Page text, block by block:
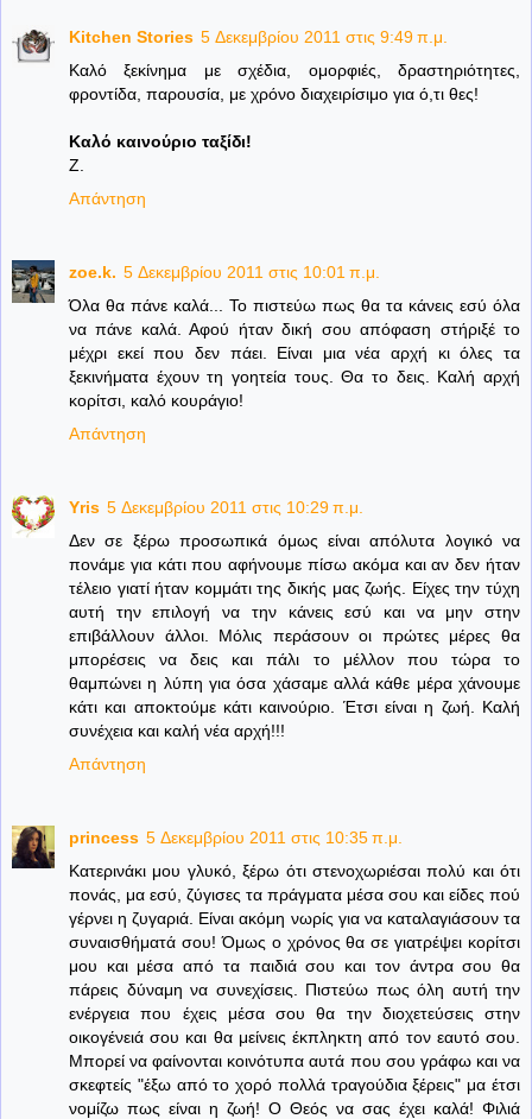
Kitchen Stories 5 Δεκεμβρίου 2011 στις 9:49 π.μ.
Καλό ξεκίνημα με σχέδια, ομορφιές, δραστηριότητες,
φροντίδα, παρουσία, με χρόνο διαχειρίσιμο για ό,τι θες!
Καλό καινούριο ταξίδι!
Z.
Απάντηση
zoe.k. 5 Δεκεμβρίου 2011 στις 10:01 π.μ.
Όλα θα πάνε καλά... Το πιστεύω πως θα τα κάνεις εσύ όλα
να πάνε καλά. Αφού ήταν δική σου απόφαση στήριξέ το
μέχρι εκεί που δεν πάει. Είναι μια νέα αρχή κι όλες τα
ξεκινήματα έχουν τη γοητεία τους. Θα το δεις. Καλή αρχή
κορίτσι, καλό κουράγιο!
Απάντηση
Yris 5 Δεκεμβρίου 2011 στις 10:29 π.μ.
Δεν σε ξέρω προσωπικά όμως είναι απόλυτα λογικό να
πονάμε για κάτι που αφήνουμε πίσω ακόμα και αν δεν ήταν
τέλειο γιατί ήταν κομμάτι της δικής μας ζωής. Είχες την τύχη
αυτή την επιλογή να την κάνεις εσύ και να μην στην
επιβάλλουν άλλοι. Μόλις περάσουν οι πρώτες μέρες θα
μπορέσεις να δεις και πάλι το μέλλον που τώρα το
θαμπώνει η λύπη για όσα χάσαμε αλλά κάθε μέρα χάνουμε
κάτι και αποκτούμε κάτι καινούριο. Έτσι είναι η ζωή. Καλή
συνέχεια και καλή νέα αρχή!!!
Απάντηση
princess 5 Δεκεμβρίου 2011 στις 10:35 π.μ.
Κατερινάκι μου γλυκό, ξέρω ότι στενοχωριέσαι πολύ και ότι
πονάς, μα εσύ, ζύγισες τα πράγματα μέσα σου και είδες πού
γέρνει η ζυγαριά. Είναι ακόμη νωρίς για να καταλαγιάσουν τα
συναισθήματά σου! Όμως ο χρόνος θα σε γιατρέψει κορίτσι
μου και μέσα από τα παιδιά σου και τον άντρα σου θα
πάρεις δύναμη να συνεχίσεις. Πιστεύω πως όλη αυτή την
ενέργεια που έχεις μέσα σου θα την διοχετεύσεις στην
οικογένειά σου και θα μείνεις έκπληκτη από τον εαυτό σου.
Μπορεί να φαίνονται κοινότυπα αυτά που σου γράφω και να
σκεφτείς "έξω από το χορό πολλά τραγούδια ξέρεις" μα έτσι
νομίζω πως είναι η ζωή! Ο Θεός να σας έχει καλά! Φιλιά